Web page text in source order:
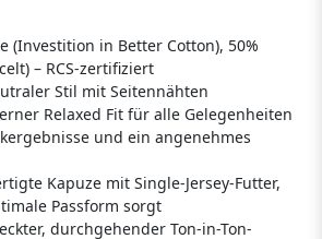
(Investition in Better Cotton), 50%
– RCS-zertifiziert
Stil mit Seitennähten
Relaxed Fit für alle Gelegenheiten
und ein angenehmes
Kapuze mit Single-Jersey-Futter,
Passform sorgt
durchgehender Ton-in-Ton-